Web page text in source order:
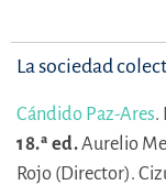
La sociedad
Cándido Paz-Ares.
18.ª ed.Aurelio
Rojo (Director).